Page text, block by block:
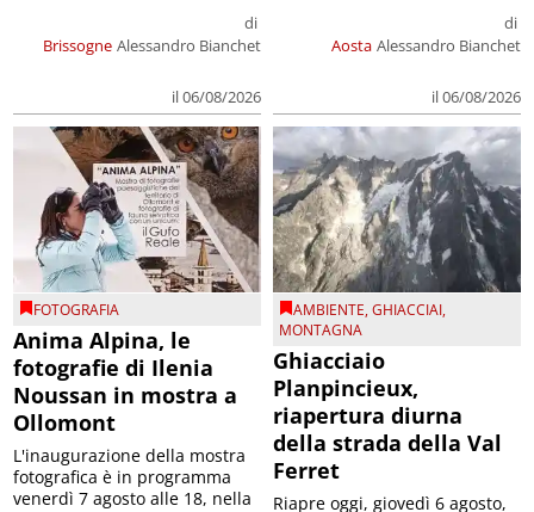
Brissogne
di
Alessandro Bianchet
il 06/08/2026
Aosta
di
Alessandro Bianchet
il 06/08/2026
FOTOGRAFIA
Anima Alpina, le
fotografie di Ilenia
Noussan in mostra a
Ollomont
L'inaugurazione della mostra
fotografica è in programma
venerdì 7 agosto alle 18, nella
AMBIENTE,GHIACCIAI,
MONTAGNA
Ghiacciaio
Planpincieux,
riapertura diurna
della strada della Val
Ferret
Riapre oggi, giovedì 6 agosto,